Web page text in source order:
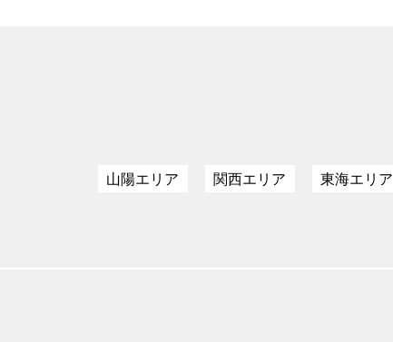
山陽エリア 関西エリア 東海エリア